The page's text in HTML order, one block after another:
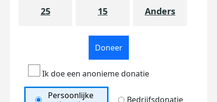
25 15 Anders
Doneer
Ik doe een anonieme donatie
Persoonlijke
Bedrijfsdonatie